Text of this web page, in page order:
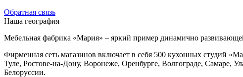
Обратная связь
Наша география
Мебельная фабрика «Мария» – яркий пример динамично
Фирменная сеть магазинов включает в себя 500 кухонных студий
Туле, Ростове-на-Дону, Воронеже, Оренбурге, Волгограде, Самаре,
Белоруссии.